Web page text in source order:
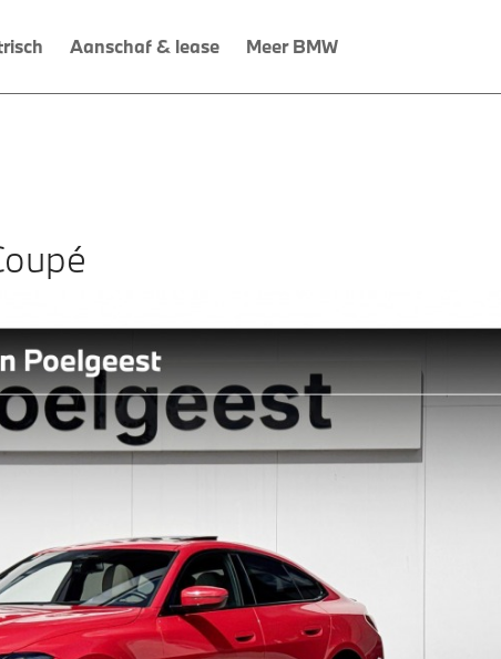
Aanschaf & lease Meer BMW